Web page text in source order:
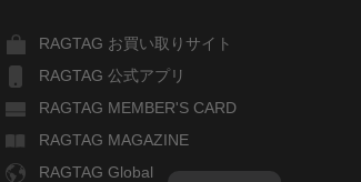
RAGTAG お買い取りサイト
RAGTAG 公式アプリ
RAGTAG MEMBER'S CARD
RAGTAG MAGAZINE
RAGTAG Global